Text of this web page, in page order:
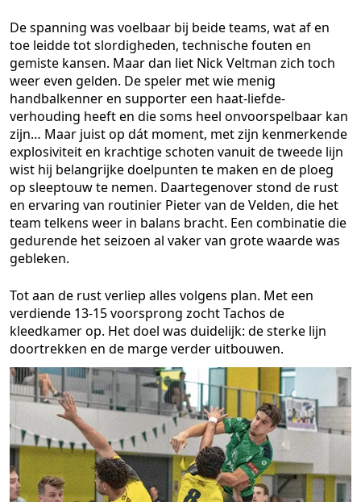
De spanning was voelbaar bij beide teams, wat af en
toe leidde tot slordigheden, technische fouten en
gemiste kansen. Maar dan liet Nick Veltman zich toch
weer even gelden. De speler met wie menig
handbalkenner en supporter een haat-liefde-
verhouding heeft en die soms heel onvoorspelbaar kan
zijn… Maar juist op dát moment, met zijn kenmerkende
explosiviteit en krachtige schoten vanuit de tweede lijn
wist hij belangrijke doelpunten te maken en de ploeg
op sleeptouw te nemen. Daartegenover stond de rust
en ervaring van routinier Pieter van de Velden, die het
team telkens weer in balans bracht. Een combinatie die
gedurende het seizoen al vaker van grote waarde was
gebleken.
Tot aan de rust verliep alles volgens plan. Met een
verdiende 13-15 voorsprong zocht Tachos de
kleedkamer op. Het doel was duidelijk: de sterke lijn
doortrekken en de marge verder uitbouwen.